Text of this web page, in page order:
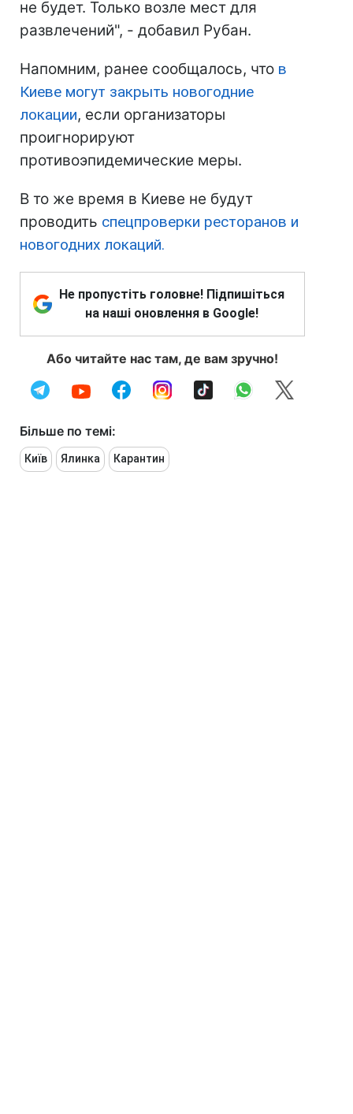
не будет. Только возле мест для
развлечений", - добавил Рубан.
Напомним, ранее сообщалось, что в
Киеве могут закрыть новогодние
локации, если организаторы
проигнорируют
противоэпидемические меры.
В то же время в Киеве не будут
проводить спецпроверки ресторанов и
новогодних локаций.
Не пропустіть головне! Підпишіться
на наші оновлення в Google!
Або читайте нас там, де вам зручно!
Більше по темі:
Київ Ялинка Карантин